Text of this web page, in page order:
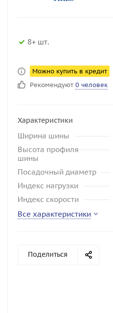
8+ шт.
Можно купить в кредит
Рекомендуют 0 человек
Характеристики
Ширина шины
Высота профиля
шины
Посадочный диаметр
Индекс нагрузки
Индекс скорости
Все характеристики
Поделиться